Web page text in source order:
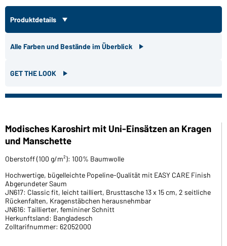
Produktdetails
Alle Farben und Bestände im Überblick
GET THE LOOK
Modisches Karoshirt mit Uni-Einsätzen an Kragen
und Manschette
Oberstoff (100 g/m²): 100% Baumwolle
Hochwertige, bügelleichte Popeline-Qualität mit EASY CARE Finish
Abgerundeter Saum
JN617: Classic fit, leicht tailliert, Brusttasche 13 x 15 cm, 2 seitliche
Rückenfalten, Kragenstäbchen herausnehmbar
JN616: Taillierter, femininer Schnitt
Herkunftsland: Bangladesch
Zolltarifnummer: 62052000